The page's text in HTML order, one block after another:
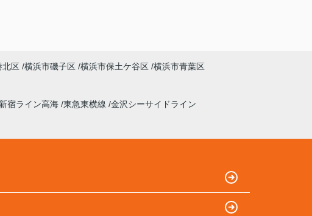
北区 横浜市磯子区 横浜市保土ケ谷区 横浜市青葉区
宿ライン高海 東急東横線 金沢シーサイドライン